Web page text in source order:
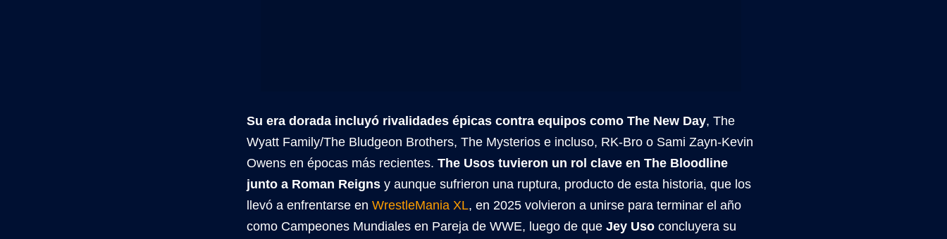
Su era dorada incluyó rivalidades épicas contra equipos como The New Day, The
Wyatt Family/The Bludgeon Brothers, The Mysterios e incluso, RK-Bro o Sami Zayn-Kevin
Owens en épocas más recientes. The Usos tuvieron un rol clave en The Bloodline
junto a Roman Reigns y aunque sufrieron una ruptura, producto de esta historia, que los
llevó a enfrentarse en WrestleMania XL, en 2025 volvieron a unirse para terminar el año
como Campeones Mundiales en Pareja de WWE, luego de que Jey Uso concluyera su